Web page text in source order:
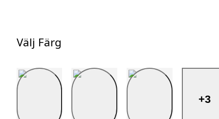
Välj Färg
Välj Färg
+3